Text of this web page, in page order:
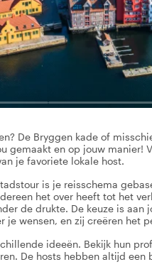
De Bryggen kade of
gemaakt en op jouw
je favoriete lokale host.
is je reisschema
het over heeft tot het
de drukte. De keuze is
je wensen, en zij creëren het
ideeën. Bekijk hun
De hosts hebben altijd